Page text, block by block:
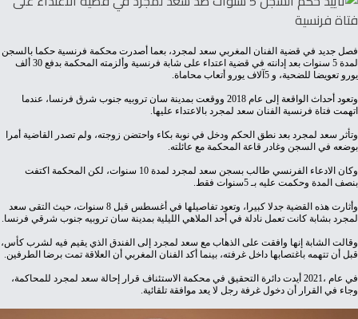
‬يورو‭ ‬تعويضا‭ ‬للضحية،‭ ‬و5‭ ‬آلاف‭ ‬يورو‭ ‬أتعاب‭ ‬محاماة‭.‬
‬اتهمت‭ ‬فتاة‭ ‬فرنسية‭ ‬الفنان‭ ‬سعد‭ ‬لمجرد‭ ‬بالاعتداء‭ ‬عليها‭.‬
‬بوضعه‭ ‬في‭ ‬السجن‭ ‬وغادر‭ ‬قاعة‭ ‬المحكمة‭ ‬مع‭ ‬عائلته‭.‬
‬بنصف‭ ‬المدة‭ ‬وحكمت‭ ‬عليه‭ ‬بـ5‭ ‬سنوات‭ ‬فقط‭.‬
‬لمجرد‭ ‬بشابة‭ ‬كانت‭ ‬تعمل‭ ‬نادلة‭ ‬في‭ ‬أحد‭ ‬الملاهي‭ ‬الليلية‭ ‬بمدينة‭ ‬سان‭ ‬تروبيه‭ ‬جنوب‭ ‬شرقي‭ ‬فرنسا‭.‬
‬قبل‭ ‬أن‭ ‬تتهمه‭ ‬باغتصابها‭ ‬داخل‭ ‬غرفته،‭ ‬بينما‭ ‬أكد‭ ‬الفنان‭ ‬المغربي‭ ‬أن‭ ‬العلاقة‭ ‬تمت‭ ‬برضا‭ ‬الطرفين‭.‬
‬وجاء‭ ‬في‭ ‬القرار‭ ‬أن‭ ‬دخول‭ ‬غرفة‭ ‬رجل‭ ‬لا‭ ‬يعد‭ ‬موافقة‭ ‬تلقائية‭.‬